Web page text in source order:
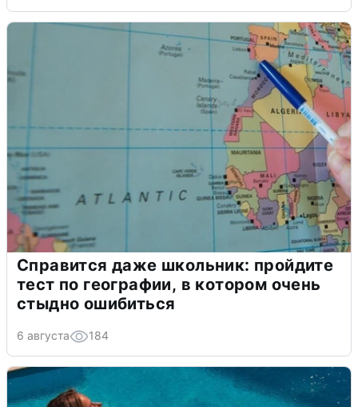
Справится даже школьник: пройдите
тест по географии, в котором очень
стыдно ошибиться
6 августа 184